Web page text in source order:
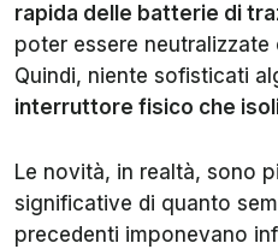
rapida delle batterie di
poter essere
Quindi, niente sofisticati
interruttore fisico che
Le novità, in realtà, sono
significative di quanto
precedenti imponevano